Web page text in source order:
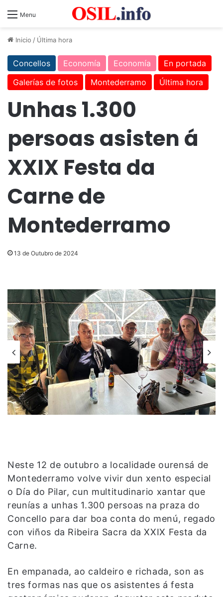
Menu
Inicio / Última hora
Concellos Economía Economía
En portada
Galerías de fotos
Montederramo Última hora
Unhas 1.300
persoas asisten á
XXIX Festa da
Carne de
Montederramo
13 de Outubro de 2024
Neste 12 de outubro a localidade ourensá de
Montederramo volve vivir dun xento especial
o Día do Pilar, cun multitudinario xantar que
reunías a unhas 1.300 persoas na praza do
Concello para dar boa conta do menú, regado
con viños da Ribeira Sacra da XXIX Festa da
Carne.
En empanada, ao caldeiro e richada, son as
tres formas nas que os asistentes á festa